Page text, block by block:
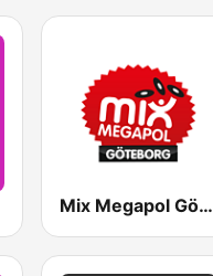
Mix Megapol Göteborg